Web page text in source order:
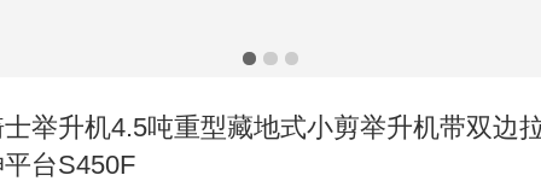
举升机4.5吨重型藏地式小剪举升机带双边
台S450F